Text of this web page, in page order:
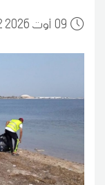
0922:12 2026 أوت